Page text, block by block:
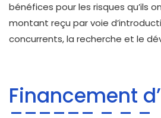
bénéfices pour les risques qu’ils
montant reçu par voie
concurrents, la recherche et le
Financement